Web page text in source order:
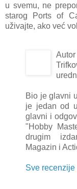
u svemu, ne
starog Ports of
uživajte, ako već
Bio je glavni
je jedan od
glavni i
"Hobby
drugim
Magazin i
Sve recenzije